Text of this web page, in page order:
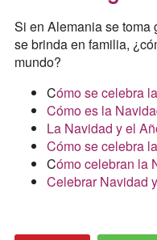
Si en Alemania se toma
se brinda en familia,
mundo?
Cómo se celebra
Cómo es la
La Navidad y el
Cómo se celebra
Cómo celebran la
Celebrar Navidad